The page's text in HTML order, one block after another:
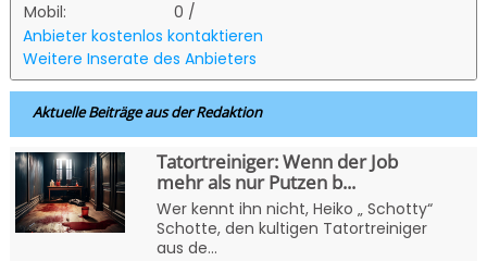
Mobil:
0 /
Anbieter kostenlos kontaktieren
Weitere Inserate des Anbieters
Aktuelle Beiträge aus der Redaktion
Tatortreiniger: Wenn der Job
mehr als nur Putzen b...
Wer kennt ihn nicht, Heiko „ Schotty“
Schotte, den kultigen Tatortreiniger
aus de...